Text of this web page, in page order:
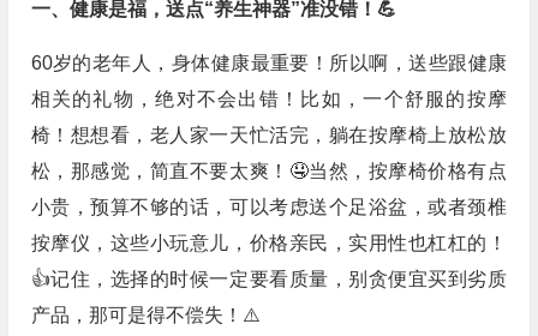
一、健康是福，送点“养生神器”准没错！💪
60岁的老年人，身体健康最重要！所以啊，送些跟健康
相关的礼物，绝对不会出错！比如，一个舒服的按摩
椅！想想看，老人家一天忙活完，躺在按摩椅上放松放
松，那感觉，简直不要太爽！🤤当然，按摩椅价格有点
小贵，预算不够的话，可以考虑送个足浴盆，或者颈椎
按摩仪，这些小玩意儿，价格亲民，实用性也杠杠的！
👍记住，选择的时候一定要看质量，别贪便宜买到劣质
产品，那可是得不偿失！⚠️